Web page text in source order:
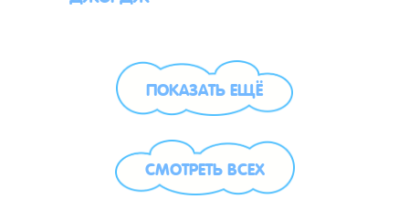
ПОКАЗАТЬ ЕЩЁ
СМОТРЕТЬ ВСЕХ